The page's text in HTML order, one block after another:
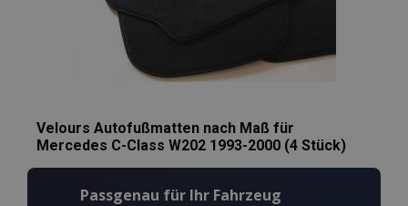
Velours Autofußmatten nach Maß für
Mercedes C-Class W202 1993-2000 (4 Stück)
Passgenau für Ihr Fahrzeug